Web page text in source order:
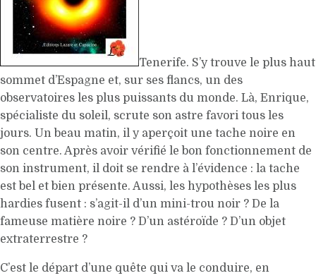
Tenerife. S’y trouve le plus haut
sommet d’Espagne et, sur ses flancs, un des
observatoires les plus puissants du monde. Là, Enrique,
spécialiste du soleil, scrute son astre favori tous les
jours. Un beau matin, il y aperçoit une tache noire en
son centre. Après avoir vérifié le bon fonctionnement de
son instrument, il doit se rendre à l’évidence : la tache
est bel et bien présente. Aussi, les hypothèses les plus
hardies fusent : s’agit-il d’un mini-trou noir ? De la
fameuse matière noire ? D’un astéroïde ? D’un objet
extraterrestre ?
C’est le départ d’une quête qui va le conduire, en